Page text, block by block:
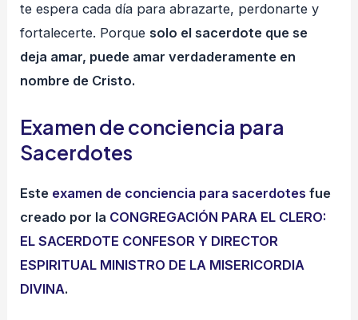
te espera cada día para abrazarte, perdonarte y
fortalecerte. Porque solo el sacerdote que se
deja amar, puede amar verdaderamente en
nombre de Cristo.
Examen de conciencia para
Sacerdotes
Este examen de conciencia para sacerdotes fue
creado por la CONGREGACIÓN PARA EL CLERO:
EL SACERDOTE CONFESOR Y DIRECTOR
ESPIRITUAL MINISTRO DE LA MISERICORDIA
DIVINA.